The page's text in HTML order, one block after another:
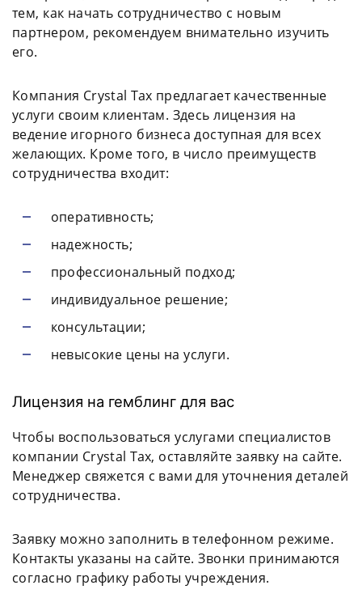
тем, как начать сотрудничество с новым
партнером, рекомендуем внимательно изучить
его.
Компания Crystal Tax предлагает качественные
услуги своим клиентам. Здесь лицензия на
ведение игорного бизнеса доступная для всех
желающих. Кроме того, в число преимуществ
сотрудничества входит:
оперативность;
надежность;
профессиональный подход;
индивидуальное решение;
консультации;
невысокие цены на услуги.
Лицензия на гемблинг для вас
Чтобы воспользоваться услугами специалистов
компании Crystal Tax, оставляйте заявку на сайте.
Менеджер свяжется с вами для уточнения деталей
сотрудничества.
Заявку можно заполнить в телефонном режиме.
Контакты указаны на сайте. Звонки принимаются
согласно графику работы учреждения.